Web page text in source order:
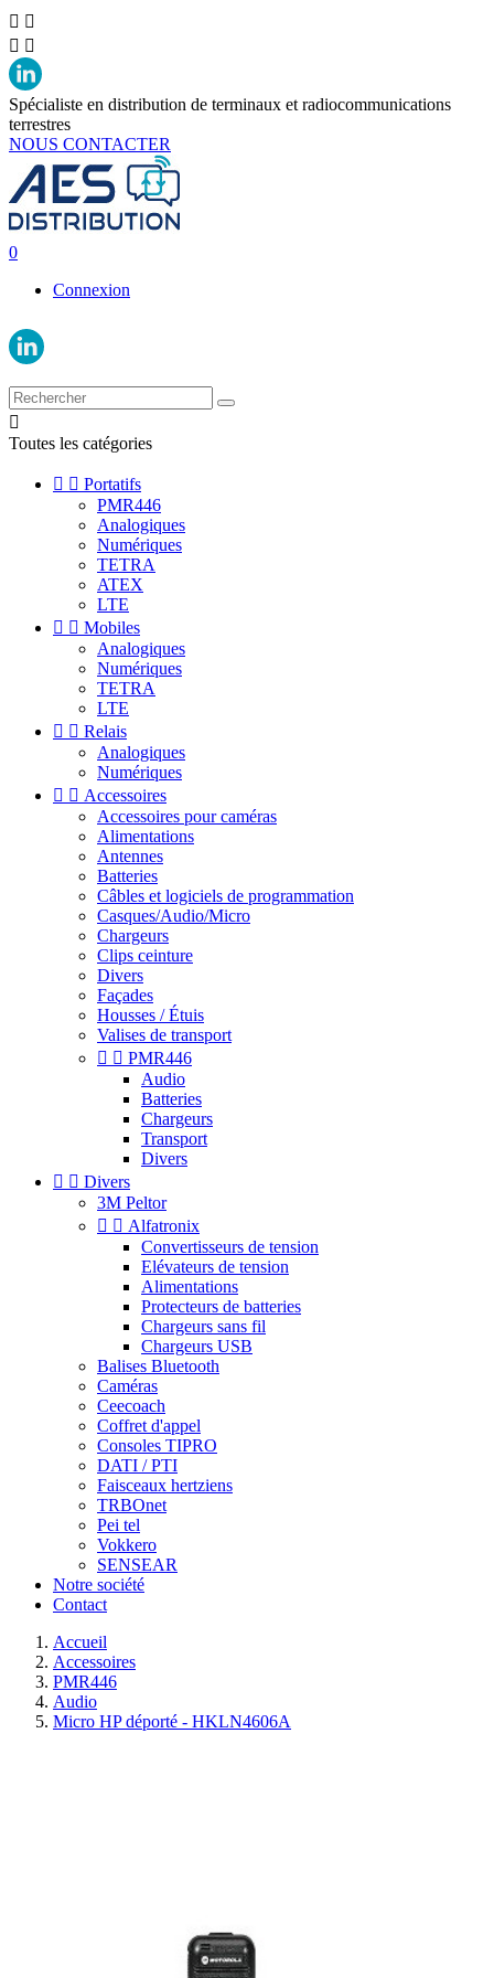
 
 
Spécialiste en distribution de terminaux et radiocommunications
terrestres
NOUS CONTACTER
0
Connexion

Toutes les catégories
  Portatifs
PMR446
Analogiques
Numériques
TETRA
ATEX
LTE
  Mobiles
Analogiques
Numériques
TETRA
LTE
  Relais
Analogiques
Numériques
  Accessoires
Accessoires pour caméras
Alimentations
Antennes
Batteries
Câbles et logiciels de programmation
Casques/Audio/Micro
Chargeurs
Clips ceinture
Divers
Façades
Housses / Étuis
Valises de transport
  PMR446
Audio
Batteries
Chargeurs
Transport
Divers
  Divers
3M Peltor
  Alfatronix
Convertisseurs de tension
Elévateurs de tension
Alimentations
Protecteurs de batteries
Chargeurs sans fil
Chargeurs USB
Balises Bluetooth
Caméras
Ceecoach
Coffret d'appel
Consoles TIPRO
DATI / PTI
Faisceaux hertziens
TRBOnet
Pei tel
Vokkero
SENSEAR
Notre société
Contact
Accueil
Accessoires
PMR446
Audio
Micro HP déporté - HKLN4606A